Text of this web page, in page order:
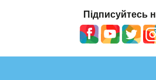
Підписуйтесь